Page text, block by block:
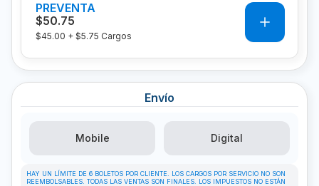
PREVENTA
$50.75
$45.00 + $5.75 Cargos
Envío
Mobile Digital
HAY UN LÍMITE DE 6 BOLETOS POR CLIENTE. LOS CARGOS POR SERVICIO NO SON
REEMBOLSABLES. TODAS LAS VENTAS SON FINALES. LOS IMPUESTOS NO ESTÁN